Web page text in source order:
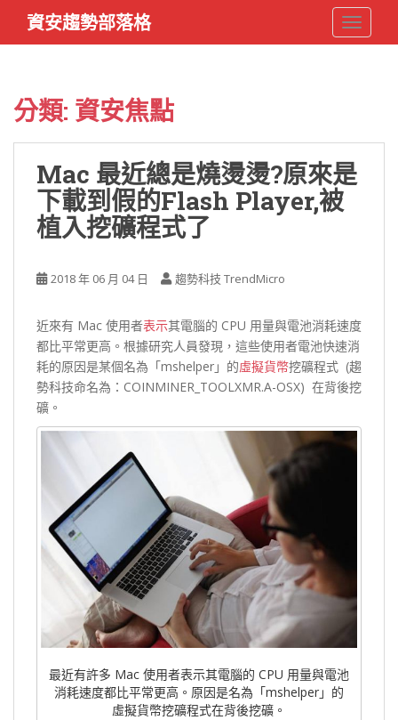
i
資安趨勢部落格
分類: 資安焦點
Mac 最近總是燒燙燙?原來是
下載到假的Flash Player,被
植入挖礦程式了
2018 年 06 月 04 日 趨勢科技 TrendMicro
近來有 Mac 使用者表示其電腦的 CPU 用量與電池消耗速度
都比平常更高。根據研究人員發現，這些使用者電池快速消
耗的原因是某個名為「mshelper」的虛擬貨幣挖礦程式 (趨
勢科技命名為：COINMINER_TOOLXMR.A-OSX) 在背後挖
礦。
最近有許多 Mac 使用者表示其電腦的 CPU 用量與電池
消耗速度都比平常更高。原因是名為「mshelper」的
虛擬貨幣挖礦程式在背後挖礦。